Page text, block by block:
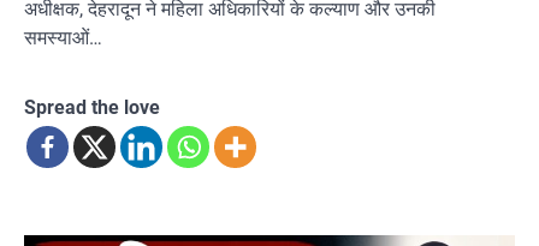
अधीक्षक, देहरादून ने महिला अधिकारियों के कल्याण और उनकी
समस्याओं…
Spread the love